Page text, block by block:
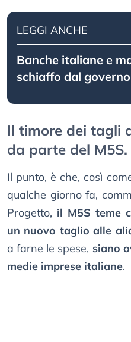
LEGGI ANCHE
Banche italiane e
schiaffo dal
Il timore dei tagli
da parte del M5S.
Il punto, è che, così
qualche giorno fa,
Progetto, il M5S teme
un nuovo taglio alle
a farne le spese, siano
medie imprese italiane.